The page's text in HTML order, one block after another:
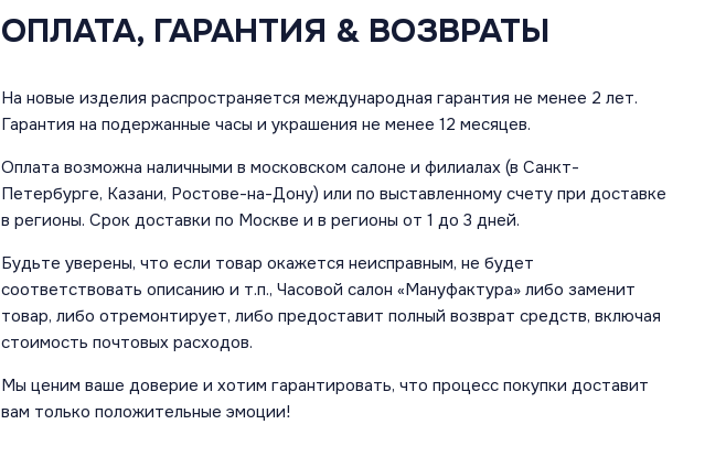
ОПЛАТА, ГАРАНТИЯ & ВОЗВРАТЫ
На новые изделия распространяется международная гарантия не менее 2 лет.
Гарантия на подержанные часы и украшения не менее 12 месяцев.
Оплата возможна наличными в московском салоне и филиалах (в Санкт-
Петербурге, Казани, Ростове-на-Дону) или по выставленному счету при доставке
в регионы. Срок доставки по Москве и в регионы от 1 до 3 дней.
Будьте уверены, что если товар окажется неисправным, не будет
соответствовать описанию и т.п., Часовой салон «Мануфактура» либо заменит
товар, либо отремонтирует, либо предоставит полный возврат средств, включая
стоимость почтовых расходов.
Мы ценим ваше доверие и хотим гарантировать, что процесс покупки доставит
вам только положительные эмоции!